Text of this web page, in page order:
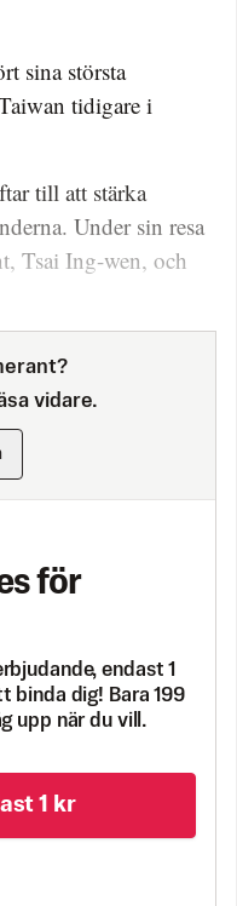
sina största
tidigare i
till att stärka
Under sin resa
Tsai Ing-wen, och
vidare.
för
endast 1
binda dig! Bara 199
upp när du vill.
1 kr